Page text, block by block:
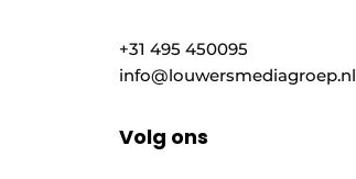
+31 495 450095
info@louwersmediagroep.nl
Volg ons